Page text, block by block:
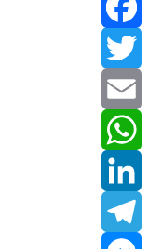
Facebook
Twitter
Email
WhatsApp
LinkedIn